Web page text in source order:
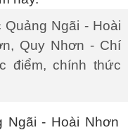
Ngãi - Hoài
Quy Nhơn - Chí
điểm, chính thức
Ngãi - Hoài Nhơn